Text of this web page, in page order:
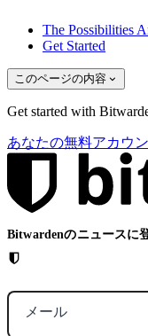
The Possibilities
Get Started
このページの内容
Get started with
あなたの無料アカウ
Bitwardenのニュースに
メール